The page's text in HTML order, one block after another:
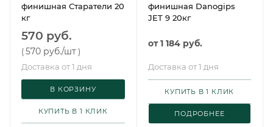
финишная Старатели 20
кг
570 руб.
(570 руб./шт)
Доставка от 1 дня
В КОРЗИНУ
КУПИТЬ В 1 КЛИК
финишная Danogips
JET 9 20кг
от1 184 руб.
Доставка от 1 дня
ПОДРОБНЕЕ
КУПИТЬ В 1 КЛИК